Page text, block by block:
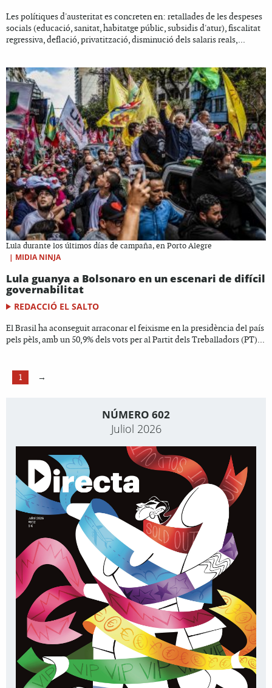
Les polítiques d'austeritat es concreten en: retallades de les despeses
socials (educació, sanitat, habitatge públic, subsidis d'atur), fiscalitat
regressiva, deflació, privatització, disminució dels salaris reals,...
Lula durante los últimos días de campaña, en Porto Alegre
| MIDIA NINJA
Lula guanya a Bolsonaro en un escenari de difícil
governabilitat
REDACCIÓ EL SALTO
El Brasil ha aconseguit arraconar el feixisme en la presidència del país
pels pèls, amb un 50,9% dels vots per al Partit dels Treballadors (PT)...
1 →
NÚMERO 602
Juliol 2026